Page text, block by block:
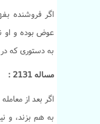
اگر فروشنده
عوض بوده و او
به دستورى که
مساله 2131 :
اگر بعد از
به هم بزند، و